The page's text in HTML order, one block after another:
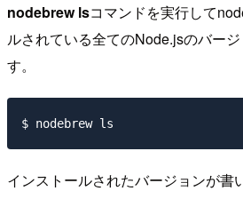
nodebrew lsコマンドを実行して
ルされている全てのNode.jsのバー
す。
インストールされたバージョンが書